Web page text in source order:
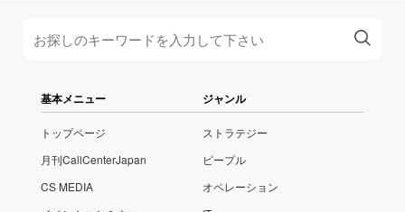
基本メニュー
トップページ
月刊CallCenterJapan
CS MEDIA
ジャンル
ストラテジー
ピープル
オペレーション